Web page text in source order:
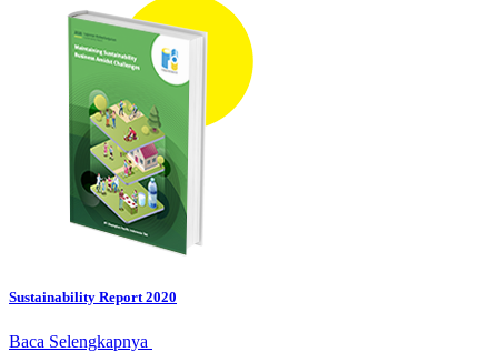
Sustainability Report 2020
Baca Selengkapnya